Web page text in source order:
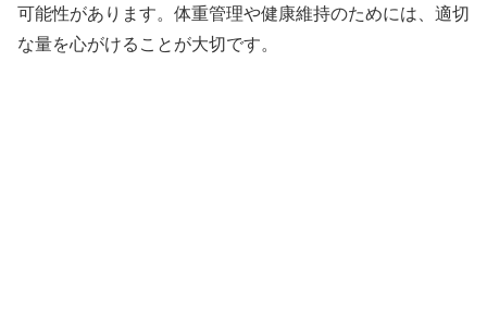
可能性があります。体重管理や健康維持のためには、適切
な量を心がけることが大切です。